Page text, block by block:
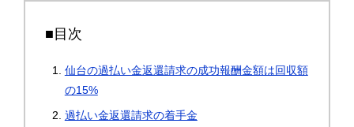
■目次
仙台の過払い金返還請求の成功報酬金額は回収額
の15%
過払い金返還請求の着手金